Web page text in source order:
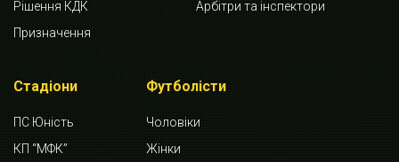
Рішення КДК
Арбітри та інспектори
Призначення
Стадіони
ПС Юність
КП “МФК”
Футболісти
Чоловіки
Жінки